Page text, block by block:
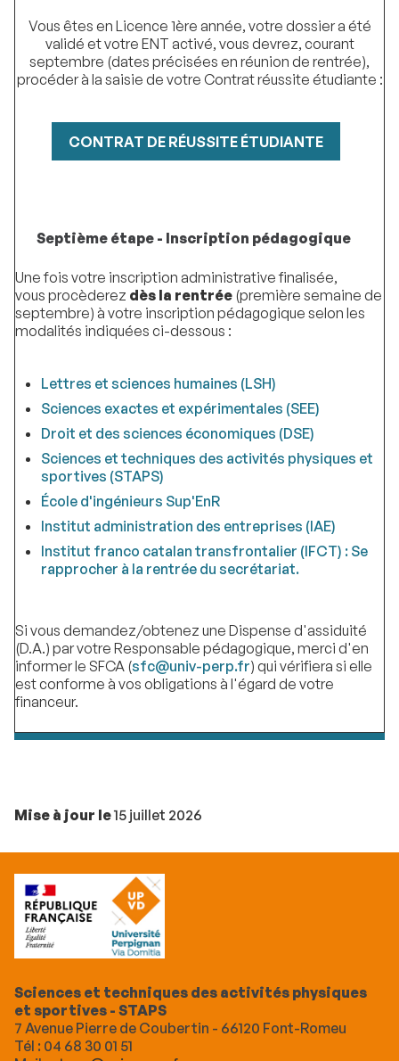
Vous êtes en Licence 1ère année, votre dossier a été
validé et votre ENT activé, vous devrez, courant
septembre (dates précisées en réunion de rentrée),
procéder à la saisie de votre Contrat réussite étudiante :
CONTRAT DE RÉUSSITE ÉTUDIANTE
Septième étape - Inscription pédagogique
Une fois votre inscription administrative finalisée,
vous procèderez dès la rentrée (première semaine de
septembre) à votre inscription pédagogique selon les
modalités indiquées ci-dessous :
Lettres et sciences humaines (LSH)
Sciences exactes et expérimentales (SEE)
Droit et des sciences économiques (DSE)
Sciences et techniques des activités physiques et
sportives (STAPS)
École d'ingénieurs Sup'EnR
Institut administration des entreprises (IAE)
Institut franco catalan transfrontalier (IFCT) : Se
rapprocher à la rentrée du secrétariat.
Si vous demandez/obtenez une Dispense d'assiduité
(D.A.) par votre Responsable pédagogique, merci d'en
informer le SFCA (sfc@univ-perp.fr) qui vérifiera si elle
est conforme à vos obligations à l'égard de votre
financeur.
Mise à jour le15 juillet 2026
Sciences et techniques des activités physiques
et sportives - STAPS
7 Avenue Pierre de Coubertin - 66120 Font-Romeu
Tél : 04 68 30 01 51